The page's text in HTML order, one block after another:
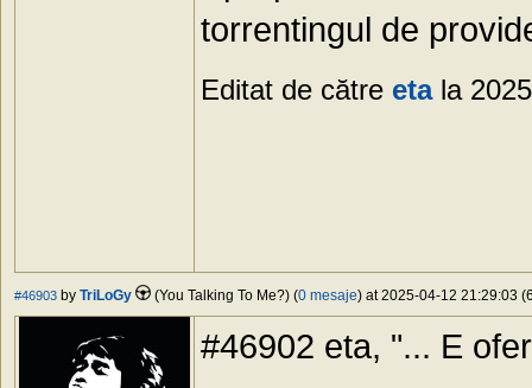
torrentingul de
Editat de către etala
#46903 by TriLoGy (You Talking To Me?) (0 mesaje) at 2025-04-12 21:29:03
#46902 eta, "... E